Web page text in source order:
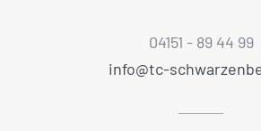
04151 - 89 44 99
info@tc-